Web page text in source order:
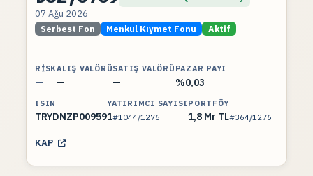
07 Ağu 2026
Serbest Fon Menkul Kıymet Fonu Aktif
RISK
—
ALIŞ VALÖRÜ
—
SATIŞ VALÖRÜ
—
PAZAR PAYI
%0,03
ISIN
TRYDNZP00959
YATIRIMCI SAYISI
1#1044/1276
PORTFÖY
1,8 Mr TL#364/1276
KAP